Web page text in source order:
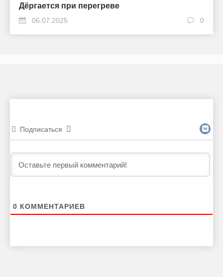
Дёргается при перегреве
06.07.2025 0
Подписаться
0 КОММЕНТАРИЕВ